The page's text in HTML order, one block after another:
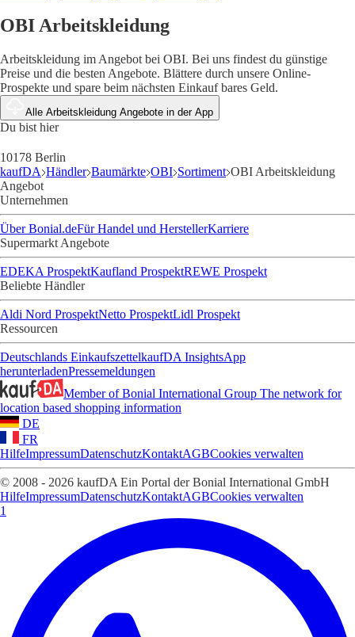
OBI Arbeitskleidung
Arbeitskleidung im Angebot bei OBI. Bei uns findest du günstige
Preise und die besten Angebote. Blättere durch unsere Online-
Prospekte und spare beim nächsten Einkauf bares Geld.
Alle Arbeitskleidung Angebote in der App
Du bist hier
10178 Berlin
kaufDA Händler Baumärkte OBI Sortiment OBI Arbeitskleidung
Angebot
Unternehmen
Über Bonial.deFür Handel und HerstellerKarriere
Supermarkt Angebote
EDEKA ProspektKaufland ProspektREWE Prospekt
Beliebte Händler
Aldi Nord ProspektNetto ProspektLidl Prospekt
Ressourcen
Deutschlands EinkaufszettelkaufDA InsightsApp
herunterladenPressemeldungen
Member of Bonial International Group The network for
location based shopping information
DE
FR
HilfeImpressumDatenschutzKontaktAGBCookies verwalten
© 2008 - 2026 kaufDA Ein Portal der Bonial International GmbH
HilfeImpressumDatenschutzKontaktAGBCookies verwalten
1